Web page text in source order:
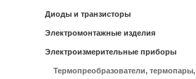
Диоды и транзисторы
Электромонтажные изделия
Электроизмерительные приборы
Термопреобразователи, термопары,